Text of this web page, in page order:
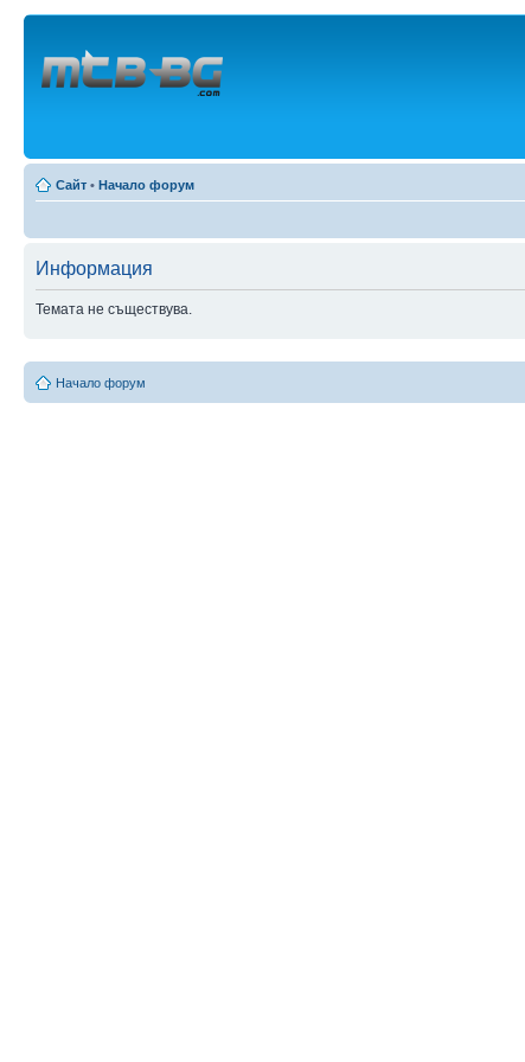
Сайт • Начало форум
Информация
Темата не съществува.
Начало форум